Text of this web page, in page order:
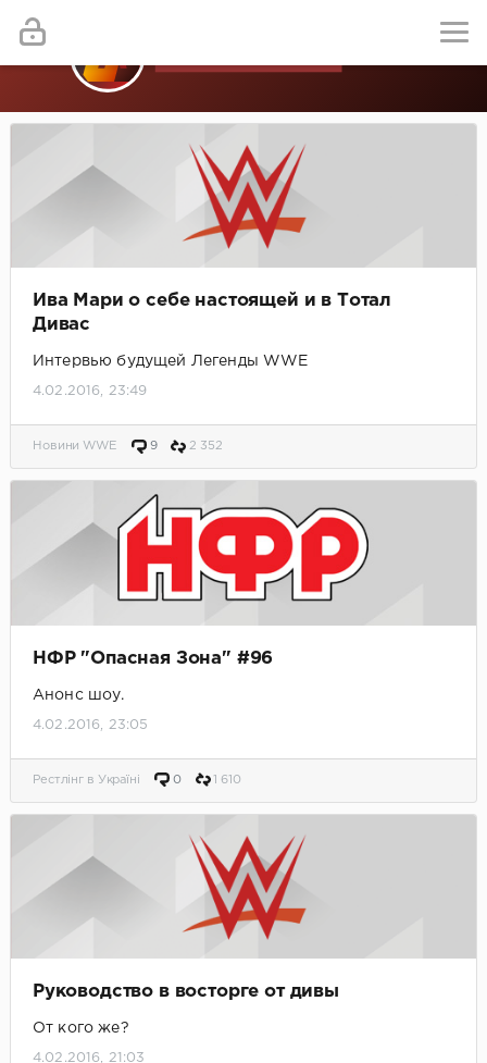
Ива Мари о себе настоящей и в Тотал
Дивас
Интервью будущей Легенды WWE
4.02.2016, 23:49
Новини WWE 9 2 352
НФР "Опасная Зона" #96
Анонс шоу.
4.02.2016, 23:05
Рестлінг в Україні 0 1 610
Руководство в восторге от дивы
От кого же?
4.02.2016, 21:03